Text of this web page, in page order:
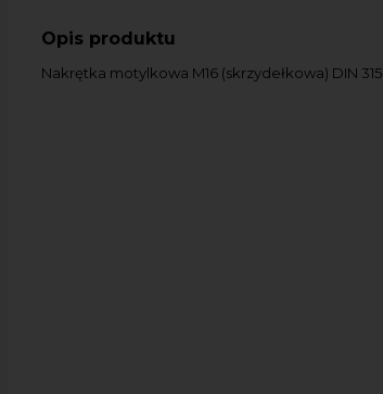
Opis produktu
Nakrętka motylkowa M16 (skrzydełkowa) DIN 315